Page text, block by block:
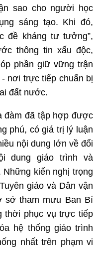
sao cho người học
sáng tạo. Khi đó,
đề kháng tư tưởng”,
thông tin xấu độc,
phần giữ vững trận
nơi trực tiếp chuẩn bị
đất nước.
đàm đã tập hợp được
phú, có giá trị lý luận
nội dung lớn về đổi
dung giáo trình và
kiến nghị trọng
giáo và Dân vận
sở tham mưu Ban Bí
thời phục vụ trực tiếp
hệ thống giáo trình
nhất trên phạm vi